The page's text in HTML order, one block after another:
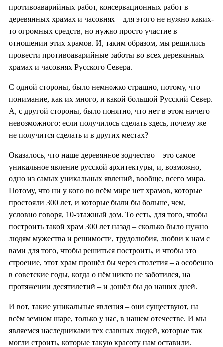
противоаварийных работ, консервационных работ в
деревянных храмах и часовнях – для этого не нужно каких-
то огромных средств, но нужно просто участие в
отношении этих храмов. И, таким образом, мы решились
провести противоаварийные работы во всех деревянных
храмах и часовнях Русского Севера.
С одной стороны, было немножко страшно, потому, что –
понимание, как их много, и какой большой Русский Север.
А, с другой стороны, было понятно, что нет в этом ничего
невозможного: если получилось сделать здесь, почему же
не получится сделать и в других местах?
Оказалось, что наше деревянное зодчество – это самое
уникальное явление русской архитектуры, и, возможно,
одно из самых уникальных явлений, вообще, всего мира.
Потому, что ни у кого во всём мире нет храмов, которые
простояли 300 лет, и которые были бы больше, чем,
условно говоря, 10-этажный дом. То есть, для того, чтобы
построить такой храм 300 лет назад – сколько было нужно
людям мужества и решимости, трудолюбия, любви к нам с
вами для того, чтобы решиться построить, и чтобы это
строение, этот храм прошёл бы через столетия – а особенно
в советские годы, когда о нём никто не заботился, на
протяжении десятилетий – и дошёл бы до наших дней.
И вот, такие уникальные явления – они существуют, на
всём земном шаре, только у нас, в нашем отечестве. И мы
являемся наследниками тех славных людей, которые так
могли строить, которые такую красоту нам оставили.